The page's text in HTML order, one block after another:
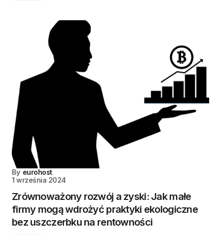
By eurohost
1 września 2024
Zrównoważony rozwój a zyski: Jak małe
firmy mogą wdrożyć praktyki ekologiczne
bez uszczerbku na rentowności